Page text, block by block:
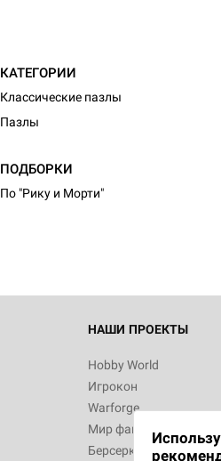
КАТЕГОРИИ
Классические пазлы
Пазлы
ПОДБОРКИ
По "Рику и Морти"
НАШИ ПРОЕКТЫ
Hobby World
Игрокон
Warforge
Мир фантастики
Берсерк